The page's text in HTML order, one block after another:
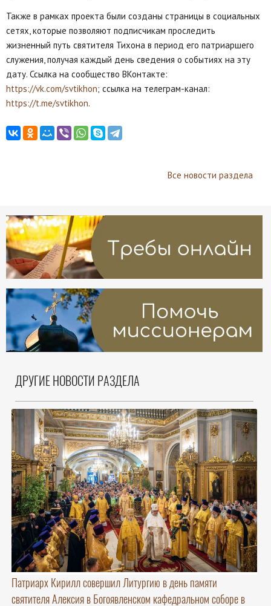
Также в рамках проекта были созданы страницы в социальных
сетях, которые позволяют подписчикам проследить
жизненный путь святителя Тихона в период его патриаршего
служения, получая каждый день сведения о событиях на эту
дату. Ссылка на сообщество ВКонтакте:
https://vk.com/svtikhon; ссылка на телеграм-канал:
https://t.me/svtikhon.
Все новости раздела
ДРУГИЕ НОВОСТИ РАЗДЕЛА
Патриарх Кирилл совершил Литургию в день памяти
святителя Алексия в Богоявленском кафедральном соборе в